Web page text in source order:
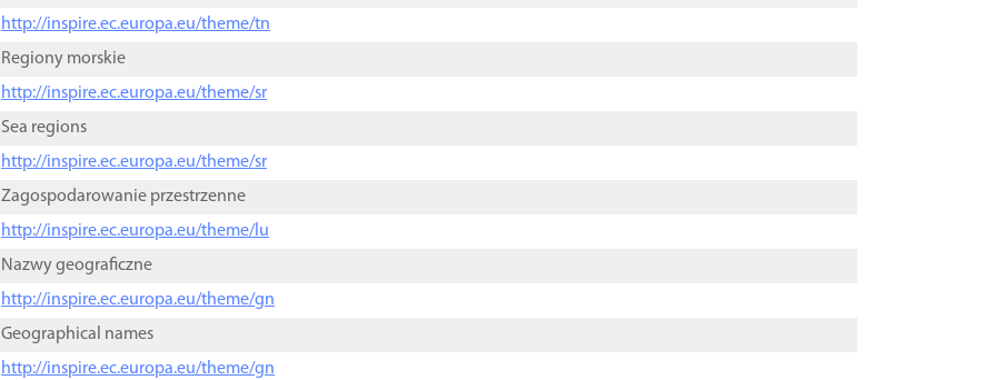
http://inspire.ec.europa.eu/theme/tn
Regiony morskie
http://inspire.ec.europa.eu/theme/sr
Sea regions
http://inspire.ec.europa.eu/theme/sr
Zagospodarowanie przestrzenne
http://inspire.ec.europa.eu/theme/lu
Nazwy geograficzne
http://inspire.ec.europa.eu/theme/gn
Geographical names
http://inspire.ec.europa.eu/theme/gn